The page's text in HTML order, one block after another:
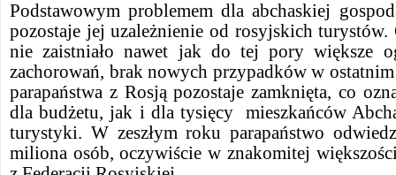
Podstawowym problemem dla abchaskiej
pozostaje jej uzależnienie od rosyjskich
nie zaistniało nawet jak do tej pory większe
zachorowań, brak nowych przypadków w
parapaństwa z Rosją pozostaje zamknięta, co
dla budżetu, jak i dla tysięcy mieszkańców
turystyki. W zeszłym roku parapaństwo
miliona osób, oczywiście w znakomitej